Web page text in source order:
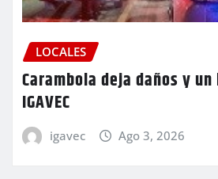
LOCALES
Carambola deja daños y
IGAVEC
igavec Ago 3, 2026